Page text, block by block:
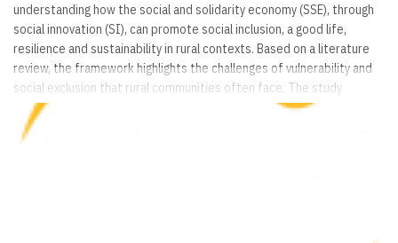
understanding how the social and solidarity economy (SSE), through
social innovation (SI), can promote social inclusion, a good life,
resilience and sustainability in rural contexts. Based on a literature
review, the framework highlights the challenges of vulnerability and
social exclusion that rural communities often face. The study
highlights the transformative potential of SSE and SI in this context.
By promoting empowerment...